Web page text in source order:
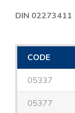
DIN 02273411
CODE
05337
05377